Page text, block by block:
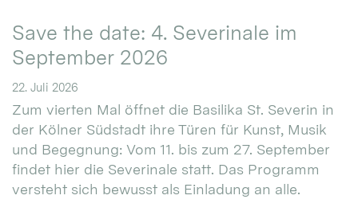
Save the date: 4. Severinale im
September 2026
22. Juli 2026
Zum vierten Mal öffnet die Basilika St. Severin in
der Kölner Südstadt ihre Türen für Kunst, Musik
und Begegnung: Vom 11. bis zum 27. September
findet hier die Severinale statt. Das Programm
versteht sich bewusst als Einladung an alle.